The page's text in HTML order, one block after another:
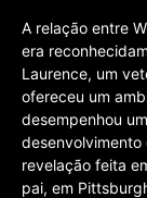
A relação entre
era
Laurence, um
ofereceu um
desempenhou
desenvolvimento
revelação feita
pai, em